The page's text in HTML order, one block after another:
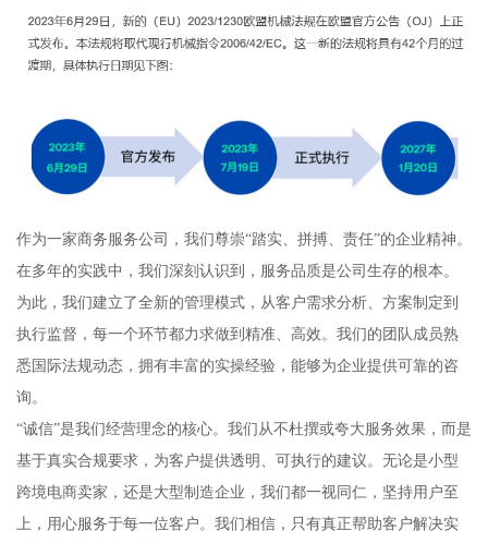
作为一家商务服务公司，我们尊崇“踏实、拼搏、责任”的企业精神。
在多年的实践中，我们深刻认识到，服务品质是公司生存的根本。
为此，我们建立了全新的管理模式，从客户需求分析、方案制定到
执行监督，每一个环节都力求做到精准、高效。我们的团队成员熟
悉国际法规动态，拥有丰富的实操经验，能够为企业提供可靠的咨
询。
“诚信”是我们经营理念的核心。我们从不杜撰或夸大服务效果，而是
基于真实合规要求，为客户提供透明、可执行的建议。无论是小型
跨境电商卖家，还是大型制造企业，我们都一视同仁，坚持用户至
上，用心服务于每一位客户。我们相信，只有真正帮助客户解决实